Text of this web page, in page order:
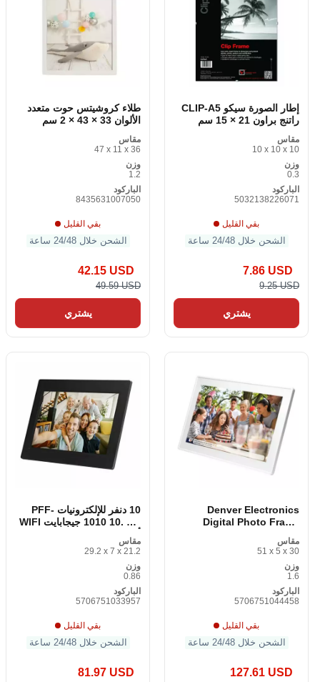
طلاء كروشيتس حوت متعدد
الألوان 33 × 43 × 2 سم
مقاس
47 x 11 x 36
وزن
1.2
الباركود
8435631007050
بقي القليل
الشحن خلال 24/48 ساعة
42.15 USD
49.59 USD
يشتري
إطار الصورة سيكو CLIP-A5
راتنج براون 21 × 15 سم
مقاس
10 x 10 x 10
وزن
0.3
الباركود
5032138226071
بقي القليل
الشحن خلال 24/48 ساعة
7.86 USD
9.25 USD
يشتري
10 دنفر للإلكترونيات PFF-
1010 10. 1 8 جيجابايت WIFI
مقاس
29.2 x 7 x 21.2
وزن
0.86
الباركود
5706751033957
بقي القليل
الشحن خلال 24/48 ساعة
81.97 USD
Denver Electronics
Digital Photo Frame
مقاس
51 x 5 x 30
وزن
1.6
الباركود
5706751044458
بقي القليل
الشحن خلال 24/48 ساعة
127.61 USD